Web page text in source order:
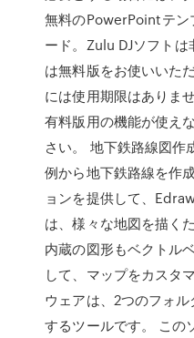
無料のPowerPointテン
ード。Zulu DJソフト
は無料版をお使いいた
には使用期限はありま
有料版用の機能が使え
さい。 地下鉄路線図作
例から地下鉄路線を作
ョンを提供して、
は、様々な地図を描く
内蔵の図形もベクトル
して、マップをカスタ
ウェアは、2つのフォ
するツールです。 この